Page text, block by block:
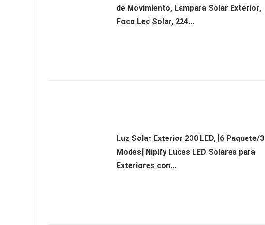
de Movimiento, Lampara Solar Exterior,
Foco Led Solar, 224...
Luz Solar Exterior 230 LED, [6 Paquete/3
Modes] Nipify Luces LED Solares para
Exteriores con...